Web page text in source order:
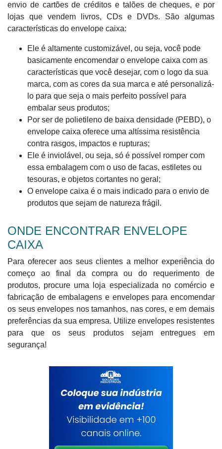
envio de cartões de créditos e talões de cheques, e por
lojas que vendem livros, CDs e DVDs. São algumas
características do envelope caixa:
Ele é altamente customizável, ou seja, você pode
basicamente encomendar o envelope caixa com as
características que você desejar, com o logo da sua
marca, com as cores da sua marca e até personalizá-
lo para que seja o mais perfeito possível para
embalar seus produtos;
Por ser de polietileno de baixa densidade (PEBD), o
envelope caixa oferece uma altíssima resistência
contra rasgos, impactos e rupturas;
Ele é inviolável, ou seja, só é possível romper com
essa embalagem com o uso de facas, estiletes ou
tesouras, e objetos cortantes no geral;
O envelope caixa é o mais indicado para o envio de
produtos que sejam de natureza frágil.
ONDE ENCONTRAR ENVELOPE
CAIXA
Para oferecer aos seus clientes a melhor experiência do
começo ao final da compra ou do requerimento de
produtos, procure uma loja especializada no comércio e
fabricação de embalagens e envelopes para encomendar
os seus envelopes nos tamanhos, nas cores, e em demais
preferências da sua empresa. Utilize envelopes resistentes
para que os seus produtos sejam entregues em
segurança!